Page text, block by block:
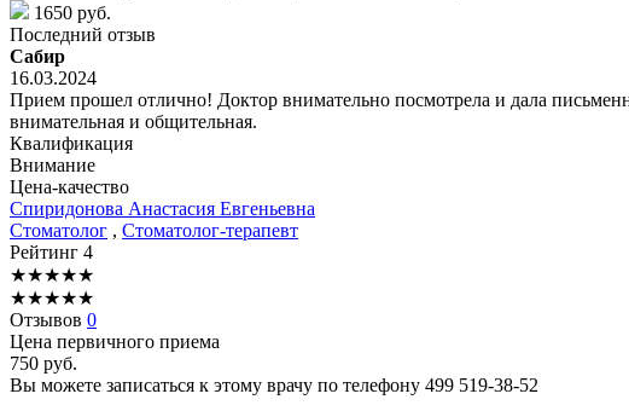
1650 руб.
Последний отзыв
Сабир
16.03.2024
Прием прошел отлично! Доктор внимательно посмотрела и дала
внимательная и общительная.
Квалификация
Внимание
Цена-качество
Спиридонова Анастасия Евгеньевна
Стоматолог , Стоматолог-терапевт
Рейтинг 4
★★★★★
★★★★★
Отзывов 0
Цена первичного приема
750 руб.
Вы можете записаться к этому врачу по телефону 499 519-38-52